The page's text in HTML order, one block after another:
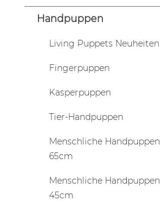
Handpuppen
Living Puppets Neuheiten
Fingerpuppen
Kasperpuppen
Tier-Handpuppen
Menschliche Handpuppen
65cm
Menschliche Handpuppen
45cm